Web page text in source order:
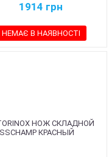
1914 грн
НЕМАЄ В НАЯВНОСТІ